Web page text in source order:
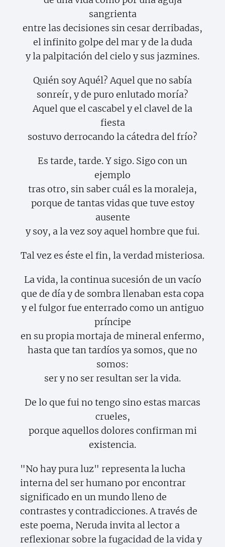
sangrienta
entre las decisiones sin cesar derribadas,
el infinito golpe del mar y de la duda
y la palpitación del cielo y sus jazmines.
Quién soy Aquél? Aquel que no sabía
sonreír, y de puro enlutado moría?
Aquel que el cascabel y el clavel de la
fiesta
sostuvo derrocando la cátedra del frío?
Es tarde, tarde. Y sigo. Sigo con un
ejemplo
tras otro, sin saber cuál es la moraleja,
porque de tantas vidas que tuve estoy
ausente
y soy, a la vez soy aquel hombre que fui.
Tal vez es éste el fin, la verdad misteriosa.
La vida, la continua sucesión de un vacío
que de día y de sombra llenaban esta copa
y el fulgor fue enterrado como un antiguo
príncipe
en su propia mortaja de mineral enfermo,
hasta que tan tardíos ya somos, que no
somos:
ser y no ser resultan ser la vida.
De lo que fui no tengo sino estas marcas
crueles,
porque aquellos dolores confirman mi
existencia.
"No hay pura luz" representa la lucha
interna del ser humano por encontrar
significado en un mundo lleno de
contrastes y contradicciones. A través de
este poema, Neruda invita al lector a
reflexionar sobre la fugacidad de la vida y